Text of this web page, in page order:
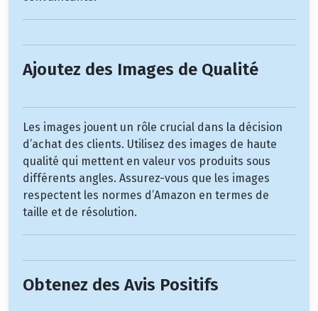
Ajoutez des Images de Qualité
Les images jouent un rôle crucial dans la décision
d’achat des clients. Utilisez des images de haute
qualité qui mettent en valeur vos produits sous
différents angles. Assurez-vous que les images
respectent les normes d’Amazon en termes de
taille et de résolution.
Obtenez des Avis Positifs